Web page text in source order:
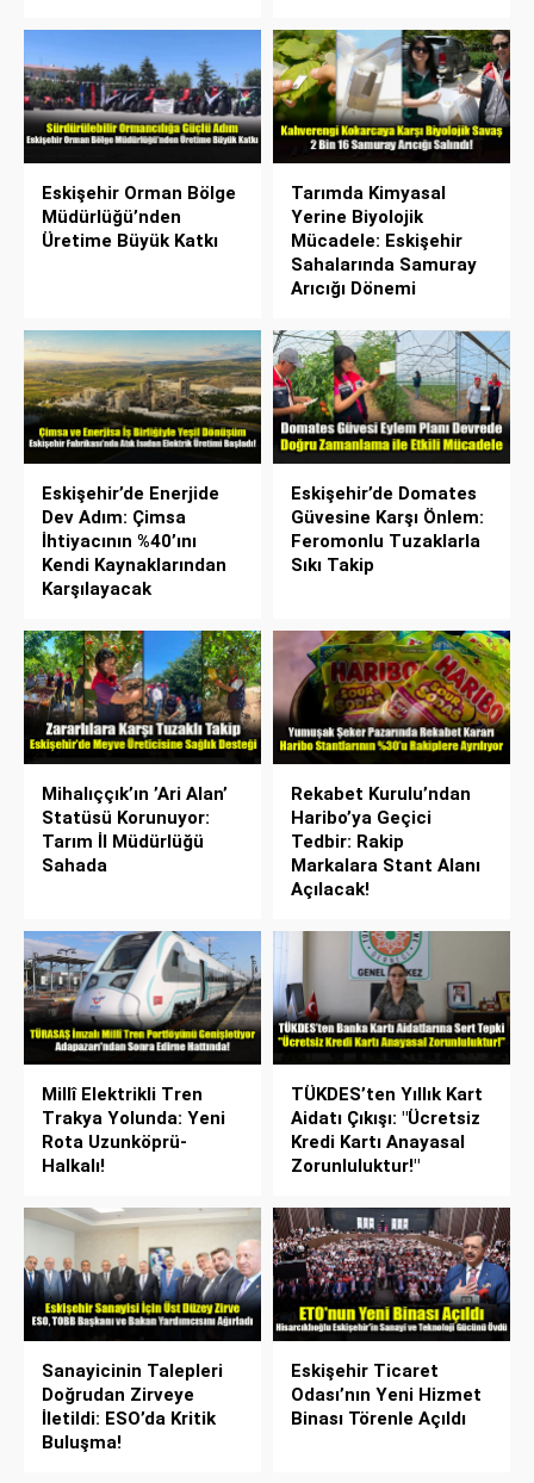
Eskişehir Orman Bölge
Müdürlüğü’nden
Üretime Büyük Katkı
Tarımda Kimyasal
Yerine Biyolojik
Mücadele: Eskişehir
Sahalarında Samuray
Arıcığı Dönemi
Eskişehir’de Enerjide
Dev Adım: Çimsa
İhtiyacının %40’ını
Kendi Kaynaklarından
Karşılayacak
Eskişehir’de Domates
Güvesine Karşı Önlem:
Feromonlu Tuzaklarla
Sıkı Takip
Mihalıççık’ın ’Ari Alan’
Statüsü Korunuyor:
Tarım İl Müdürlüğü
Sahada
Rekabet Kurulu’ndan
Haribo’ya Geçici
Tedbir: Rakip
Markalara Stant Alanı
Açılacak!
Millî Elektrikli Tren
Trakya Yolunda: Yeni
Rota Uzunköprü-
Halkalı!
TÜKDES’ten Yıllık Kart
Aidatı Çıkışı: "Ücretsiz
Kredi Kartı Anayasal
Zorunluluktur!"
Sanayicinin Talepleri
Doğrudan Zirveye
İletildi: ESO’da Kritik
Buluşma!
Eskişehir Ticaret
Odası’nın Yeni Hizmet
Binası Törenle Açıldı